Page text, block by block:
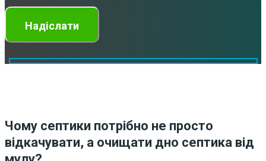
Чому септики потрібно не просто
відкачувати, а очищати дно септика від